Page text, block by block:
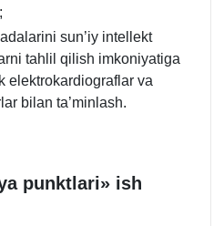
sun’iy intellekt
tahlil qilish imkoniyatiga
elektrokardiograflar va
bilan ta’minlash.
punktlari» ish